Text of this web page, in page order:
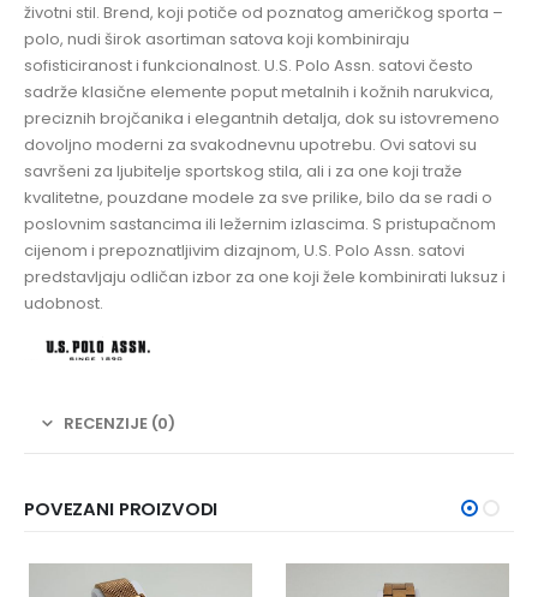
životni stil. Brend, koji potiče od poznatog američkog sporta –
polo, nudi širok asortiman satova koji kombiniraju
sofisticiranost i funkcionalnost. U.S. Polo Assn. satovi često
sadrže klasične elemente poput metalnih i kožnih narukvica,
preciznih brojčanika i elegantnih detalja, dok su istovremeno
dovoljno moderni za svakodnevnu upotrebu. Ovi satovi su
savršeni za ljubitelje sportskog stila, ali i za one koji traže
kvalitetne, pouzdane modele za sve prilike, bilo da se radi o
poslovnim sastancima ili ležernim izlascima. S pristupačnom
cijenom i prepoznatljivim dizajnom, U.S. Polo Assn. satovi
predstavljaju odličan izbor za one koji žele kombinirati luksuz i
udobnost.
RECENZIJE (0)
POVEZANI PROIZVODI